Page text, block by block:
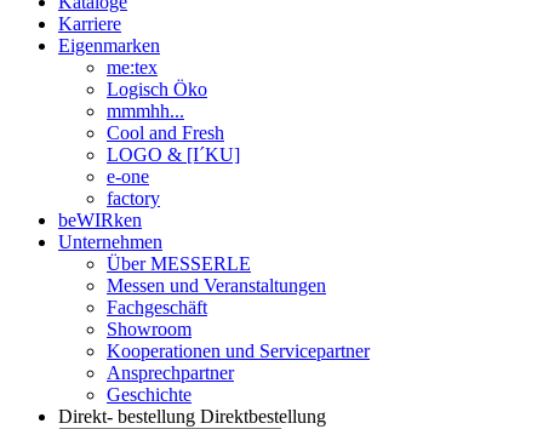
Karriere
Eigenmarken
me:tex
Logisch Öko
mmmhh...
Cool and Fresh
LOGO & [I´KU]
e-one
factory
beWIRken
Unternehmen
Über MESSERLE
Messen und Veranstaltungen
Fachgeschäft
Showroom
Kooperationen und Servicepartner
Ansprechpartner
Geschichte
Direkt- bestellung Direktbestellung